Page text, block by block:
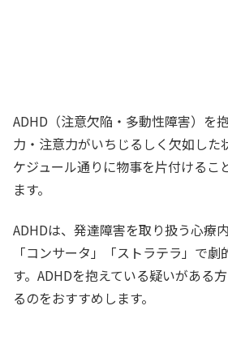
ADHD（注意欠陥・多動性障害）を
力・注意力がいちじるしく欠如した
ケジュール通りに物事を片付けるこ
ます。
ADHDは、発達障害を取り扱う心療
「コンサータ」「ストラテラ」で
す。ADHDを抱えている疑いがある
るのをおすすめします。